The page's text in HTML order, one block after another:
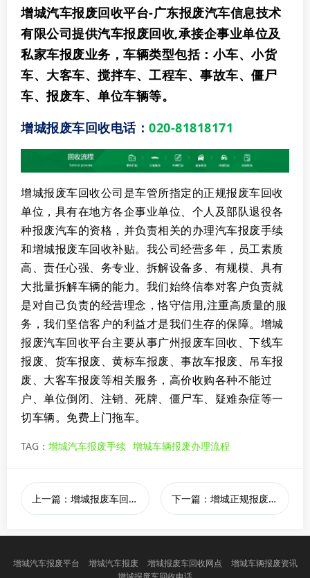
增城汽车报废回收平台-广东报废汽车信息技术
有限公司提供汽车报废回收,承接企事业单位及
私家车报废业务，车辆类型包括：小车、小货
车、大客车、搅拌车、工程车、事故车、僵尸
车、报废车、单位车辆等。
增城报废车回收电话： 020-81818171
增城报废车回收公司是车管所指定的正规报废车回收
单位，具有在地方各企事业单位、个人及部队退役各
种报废汽车的资格，并负责相关的办理汽车报废手续
和增城报废车回收补贴。我公司经营多年，员工素质
高、责任心强、务专业、拆解设备多、有规模、具有
大批量拆解车辆的能力。我们始终信奉对客户负责就
是对自己负责的经营理念，恪守信用,注重高质量的服
务，我们坚信客户的利益才是我们生存的保障。 增城
报废汽车回收平台主要从事广州报废车回收、下线车
报废、货车报废、黄标车报废、事故车报废、吊车报
废、大客车报废等相关服务，高价收购各种不能过
户、单位倒闭、注销、死牌、僵尸车、疑难杂症等一
切车辆。免费上门拖车。
TAG： ​增城汽车报废手续 增城车辆报废办理流程
上一篇：增城报废车回收价格 下一篇：增城正规报废一辆车多少钱
增城汽车报废平台 增城汽车报废 增城报废车回收网点
增城车辆报废资讯